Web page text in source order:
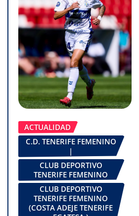
ACTUALIDAD
C.D. TENERIFE FEMENINO
|
CLUB DEPORTIVO
TENERIFE FEMENINO
CLUB DEPORTIVO
TENERIFE FEMENINO
(COSTA ADEJE TENERIFE